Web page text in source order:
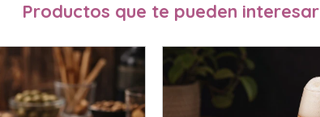
Productos que te pueden interesar